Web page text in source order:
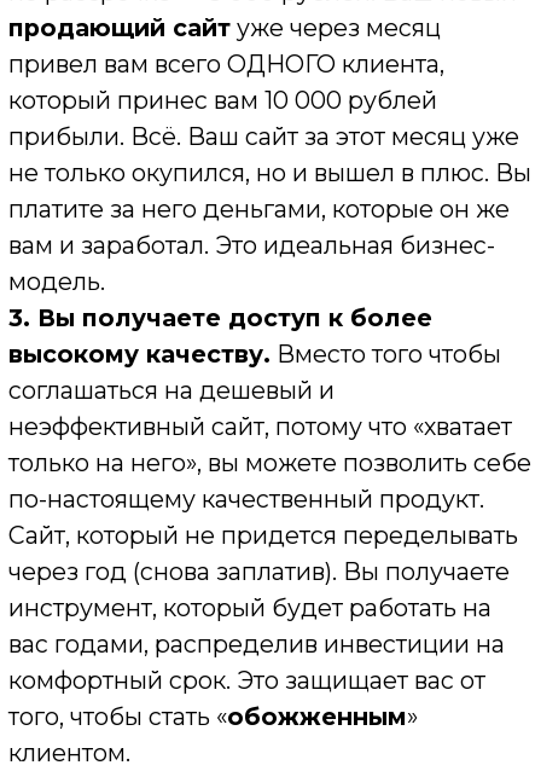
богатым.
Моя задача — дать вампродающий
или сайт, который начнет
приносить прибыль с первого месяца, а
вы будете оплачивать его создание
комфортными платежами, не жертвуя
Хотите узнать, каким может быть ваш
сайт, который начнет работать на вас
уже через пару недель?
Давайте я бесплатно сделаю для вас
конкретные цифры и поймете,
насколько это доступнее и умнее, чем
Есть идея? Давайте ее
реализуем!
Информация, которую вы получили,
может стать основой для роста